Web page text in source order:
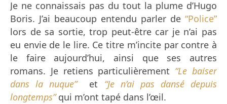
Je ne connaissais pas du tout la plume d’Hugo
Boris. J’ai beaucoup entendu parler de “Police”
lors de sa sortie, trop peut-être car je n’ai pas
eu envie de le lire. Ce titre m’incite par contre à
le faire aujourd’hui, ainsi que ses autres
romans. Je retiens particulièrement “Le baiser
dans la nuque”et “Je n’ai pas dansé depuis
longtemps”qui m’ont tapé dans l’œil.